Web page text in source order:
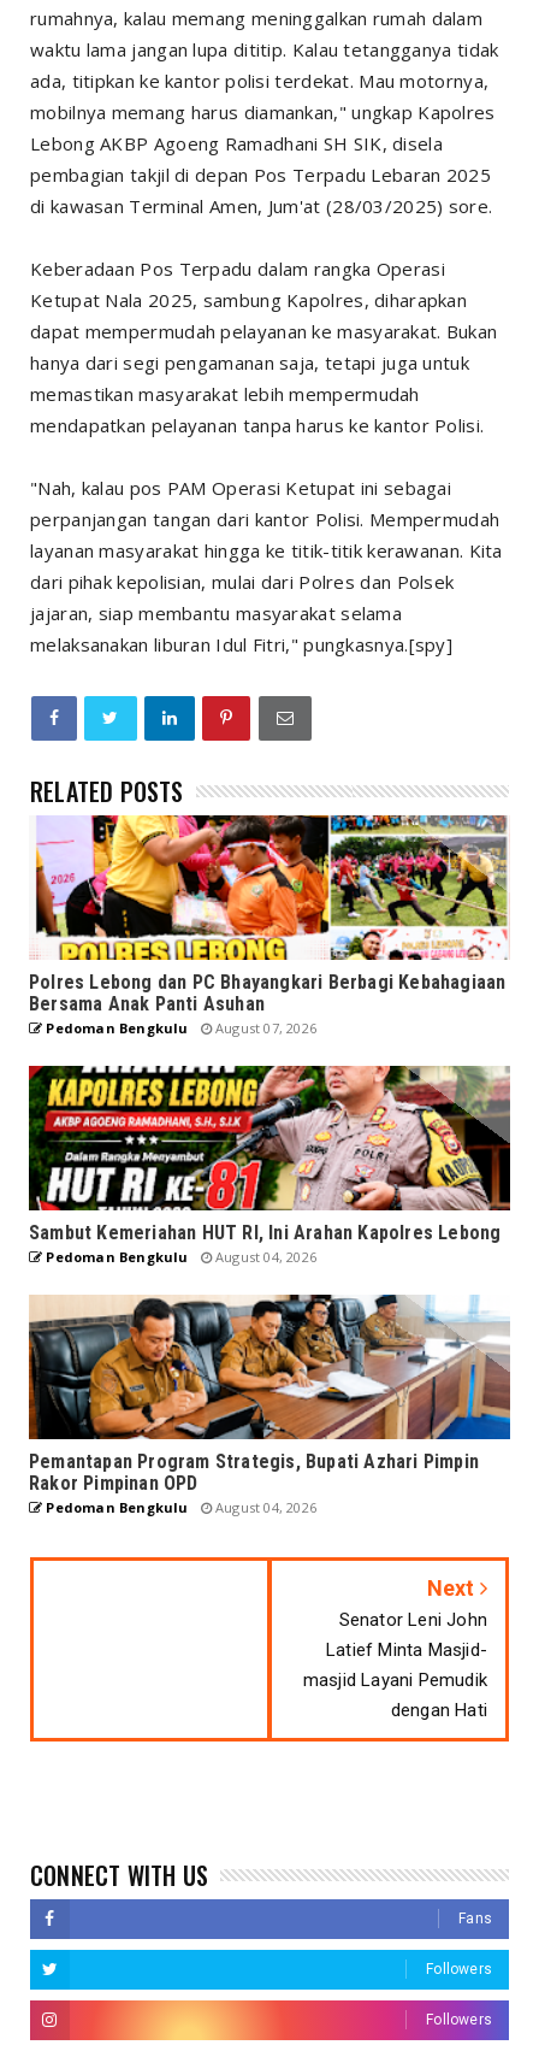
rumahnya, kalau memang meninggalkan rumah dalam
waktu lama jangan lupa dititip. Kalau tetangganya tidak
ada, titipkan ke kantor polisi terdekat. Mau motornya,
mobilnya memang harus diamankan," ungkap Kapolres
Lebong AKBP Agoeng Ramadhani SH SIK, disela
pembagian takjil di depan Pos Terpadu Lebaran 2025
di kawasan Terminal Amen, Jum'at (28/03/2025) sore.
Keberadaan Pos Terpadu dalam rangka Operasi
Ketupat Nala 2025, sambung Kapolres, diharapkan
dapat mempermudah pelayanan ke masyarakat. Bukan
hanya dari segi pengamanan saja, tetapi juga untuk
memastikan masyarakat lebih mempermudah
mendapatkan pelayanan tanpa harus ke kantor Polisi.
"Nah, kalau pos PAM Operasi Ketupat ini sebagai
perpanjangan tangan dari kantor Polisi. Mempermudah
layanan masyarakat hingga ke titik-titik kerawanan. Kita
dari pihak kepolisian, mulai dari Polres dan Polsek
jajaran, siap membantu masyarakat selama
melaksanakan liburan Idul Fitri," pungkasnya.[spy]
RELATED POSTS
Polres Lebong dan PC Bhayangkari Berbagi Kebahagiaan
Bersama Anak Panti Asuhan
Pedoman Bengkulu August 07, 2026
Sambut Kemeriahan HUT RI, Ini Arahan Kapolres Lebong
Pedoman Bengkulu August 04, 2026
Pemantapan Program Strategis, Bupati Azhari Pimpin
Rakor Pimpinan OPD
Pedoman Bengkulu August 04, 2026
Next
Senator Leni John
Latief Minta Masjid-
masjid Layani Pemudik
dengan Hati
CONNECT WITH US
Fans
Followers
Followers